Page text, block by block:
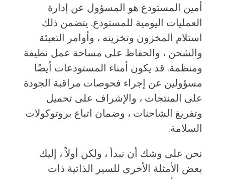
أمين المستودع هو المسؤول عن إدارة
العمليات اليومية للمستودع. يتضمن ذلك
استلام المخزون وتخزينه ، وأوامر التعبئة
والشحن ، والحفاظ على مساحة عمل نظيفة
ومنظمة. قد يكون أمناء المستودعات أيضًا
مسؤولين عن إجراء فحوصات مراقبة الجودة
على المنتجات ، والإشراف على تحميل
وتفريغ الشاحنات ، وضمان اتباع بروتوكولات
السلامة.
نحن على وشك أن نبدأ ، ولكن أولاً ، إليك
بعض الأمثلة الأخرى للسير الذاتية ذات